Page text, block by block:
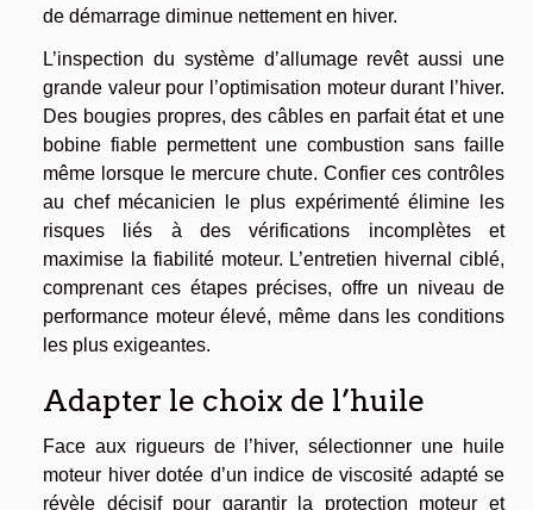
de démarrage diminue nettement en hiver.
L’inspection du système d’allumage revêt aussi une
grande valeur pour l’optimisation moteur durant l’hiver.
Des bougies propres, des câbles en parfait état et une
bobine fiable permettent une combustion sans faille
même lorsque le mercure chute. Confier ces contrôles
au chef mécanicien le plus expérimenté élimine les
risques liés à des vérifications incomplètes et
maximise la fiabilité moteur. L’entretien hivernal ciblé,
comprenant ces étapes précises, offre un niveau de
performance moteur élevé, même dans les conditions
les plus exigeantes.
Adapter le choix de l’huile
Face aux rigueurs de l’hiver, sélectionner une huile
moteur hiver dotée d’un indice de viscosité adapté se
révèle décisif pour garantir la protection moteur et